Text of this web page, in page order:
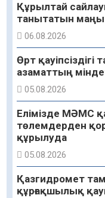
Құрылтай
танытатын
06.08.2026
Өрт
азаматтың
05.08.2026
Елімізде МӘМС
төлемдерден
құрылуда
05.08.2026
Қазгидромет
құрғақшылық